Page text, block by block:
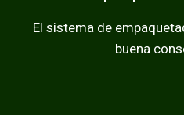
El sistema de
buena